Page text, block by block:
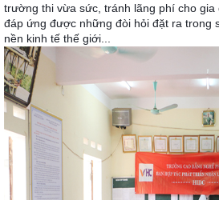
trường thi vừa sức, tránh lãng phí cho
đáp ứng được những đòi hỏi đặt ra trong
nền kinh tế thế giới...